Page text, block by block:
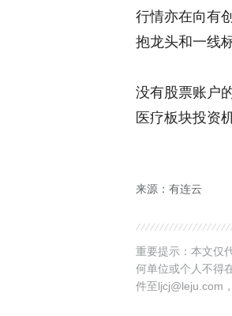
行情亦在向有
抱龙头和一线
没有股票账户
医疗板块投资
来源：有连云
重要提示：本文仅
何单位或个人不得
件至ljcj@leju.com